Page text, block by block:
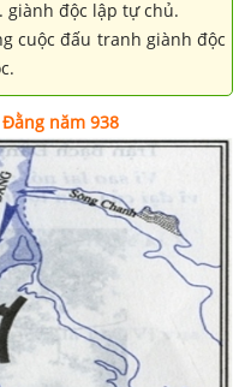
giành độc lập tự chủ.
cuộc đấu tranh giành độc
năm 938